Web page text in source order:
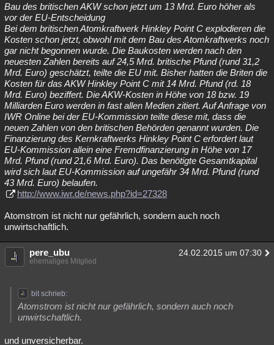
Bau des britischen AKW schon jetzt um 13 Mrd. Euro höher als
vor der EU-Entscheidung
Bei dem britischen Atomkraftwerk Hinkley Point C explodieren die
Kosten schon jetzt, obwohl mit dem Bau des Atomkraftwerks noch
gar nicht begonnen wurde. Die Baukosten werden nach den
neuesten Zahlen bereits auf 24,5 Mrd. britische Pfund (rund 31,2
Mrd. Euro) geschätzt, teilte die EU mit. Bisher hatten die Briten die
Kosten für das AKW Hinkley Point C mit 14 Mrd. Pfund (rd. 18
Mrd. Euro) beziffert. Die AKW-Kosten in Höhe von 18 bzw. 19
Milliarden Euro werden in fast allen Medien zitiert. Auf Anfrage von
IWR Online bei der EU-Kommission teilte diese mit, dass die
neuen Zahlen von den britischen Behörden genannt wurden. Die
Finanzierung des Kernkraftwerks Hinkley Point C erfordert laut
EU-Kommission allein eine Fremdfinanzierung in Höhe von 17
Mrd. Pfund (rund 21,6 Mrd. Euro). Das benötigte Gesamtkapital
wird sich laut EU-Kommission auf ungefähr 34 Mrd. Pfund (rund
43 Mrd. Euro) belaufen.
http://www.iwr.de/news.php?id=27328
Atomstrom ist nicht nur gefährlich, sondern auch noch
unwirtschaftlich.
pere_ubu 24.02.2015 um 07:30
ehemaliges Mitglied
bit schrieb:
Atomstrom ist nicht nur gefährlich, sondern auch noch
unwirtschaftlich.
und unversicherbar.